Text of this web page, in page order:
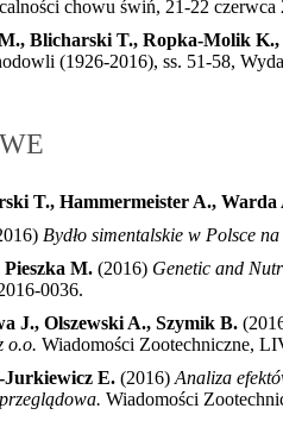
chowu świń, 21-22
Blicharski T., Ropka-Molik
(1926-2016), ss. 51-58,
T., Hammermeister A., Warda
Bydło simentalskie w Polsce
M. (2016) Genetic and
0036.
J., Olszewski A., Szymik B.
o.o. Wiadomości Zootechniczne,
E. (2016) Analiza
Wiadomości